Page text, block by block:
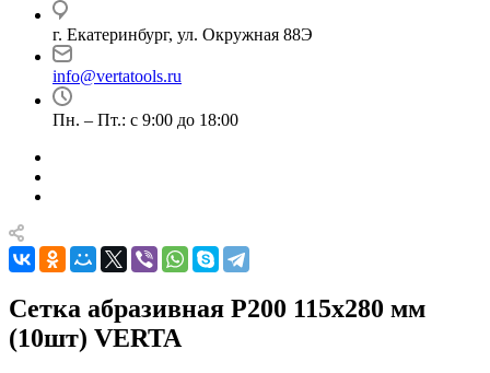
г. Екатеринбург, ул. Окружная 88Э
info@vertatools.ru
Пн. – Пт.: с 9:00 до 18:00
Сетка абразивная Р200 115х280 мм
(10шт) VERTA